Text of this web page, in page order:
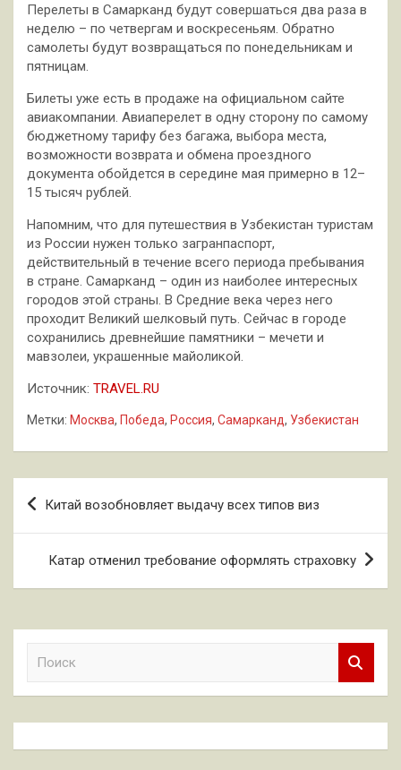
Перелеты в Самарканд будут совершаться два раза в
неделю – по четвергам и воскресеньям. Обратно
самолеты будут возвращаться по понедельникам и
пятницам.
Билеты уже есть в продаже на официальном сайте
авиакомпании. Авиаперелет в одну сторону по самому
бюджетному тарифу без багажа, выбора места,
возможности возврата и обмена проездного
документа обойдется в середине мая примерно в 12–
15 тысяч рублей.
Напомним, что для путешествия в Узбекистан туристам
из России нужен только загранпаспорт,
действительный в течение всего периода пребывания
в стране. Самарканд – один из наиболее интересных
городов этой страны. В Средние века через него
проходит Великий шелковый путь. Сейчас в городе
сохранились древнейшие памятники – мечети и
мавзолеи, украшенные майоликой.
Источник: TRAVEL.RU
Метки: Москва, Победа, Россия, Самарканд, Узбекистан
Навигация
Китай возобновляет выдачу всех типов виз
Катар отменил требование оформлять страховку
к